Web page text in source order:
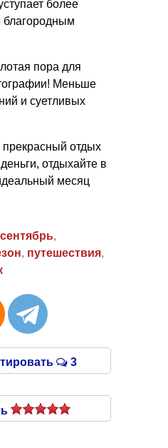
более
пора для
Меньше
и суетливых
отдых
отдыхайте в
месяц
сентябрь,
, путешествия,
3